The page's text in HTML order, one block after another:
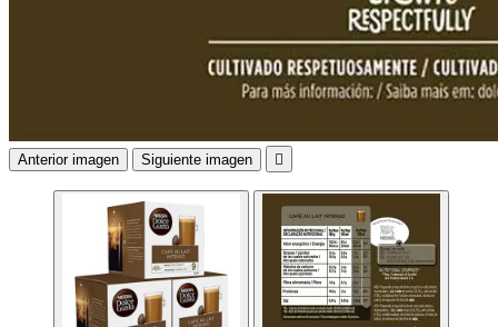
Anterior imagen Siguiente imagen 